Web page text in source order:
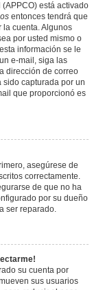
está activado
entonces tendrá que
cuenta. Algunos
por usted mismo o
información se le
e-mail, siga las
dirección de correo
sido capturada por un
que proporcionó es
asegúrese de
correctamente.
de que no ha
por su dueño
ser reparado.
su cuenta por
sus usuarios